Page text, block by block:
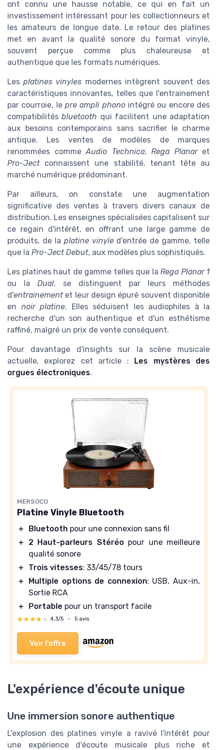
ont connu une hausse notable, ce qui en fait un
investissement intéressant pour les collectionneurs et
les amateurs de longue date. Le retour des platines
met en avant la qualité sonore du format vinyle,
souvent perçue comme plus chaleureuse et
authentique que les formats numériques.
Lesplatines vinyles modernes intègrent souvent des
caractéristiques innovantes, telles que l'entrainement
par courroie, le pre ampli phonointégré ou encore des
compatibilitésbluetooth qui facilitent une adaptation
aux besoins contemporains sans sacrifier le charme
antique. Les ventes de modèles de marques
renommées comme Audio Technica, Rega Planaret
Pro-Jectconnaissent une stabilité, tenant tête au
marché numérique prédominant.
Par ailleurs, on constate une augmentation
significative des ventes à travers divers canaux de
distribution. Les enseignes spécialisées capitalisent sur
ce regain d'intérêt, en offrant une large gamme de
produits, de la platine vinyled'entrée de gamme, telle
que la Pro-Ject Debut, aux modèles plus sophistiqués.
Les platines haut de gamme telles que la Rega Planar 1
ou la Dual, se distinguent par leurs méthodes
d'entrainementet leur design épuré souvent disponible
en noir platine. Elles séduisent les audiophiles à la
recherche d'un son authentique et d'un esthétisme
raffiné, malgré un prix de vente conséquent.
Pour davantage d'insights sur la scène musicale
actuelle, explorez cet article : Les mystères des
orgues électroniques.
MERSOCO
Platine Vinyle Bluetooth
＋ Bluetooth pour une connexion sans fil
＋
2 Haut-parleurs Stéréo pour une meilleure
qualité sonore
＋
Trois vitesses: 33/45/78 tours
＋
Multiple options de connexion: USB, Aux-in,
Sortie RCA
＋
Portable pour un transport facile
★★★★★
★★★★★ 4,3/5 — 5 avis
Voir l'offre
L'expérience d'écoute unique
Une immersion sonore authentique
L'explosion des platines vinyle a ravivé l'intérêt pour
une expérience d'écoute musicale plus riche et